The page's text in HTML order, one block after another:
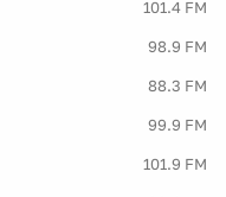
101.4 FM
98.9 FM
88.3 FM
99.9 FM
101.9 FM